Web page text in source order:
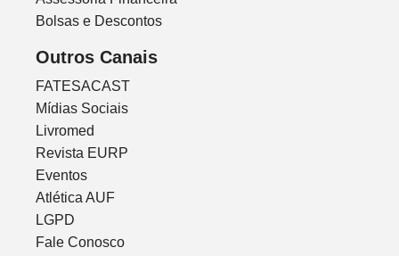
Bolsas e Descontos
Outros Canais
FATESACAST
Mídias Sociais
Livromed
Revista EURP
Eventos
Atlética AUF
LGPD
Fale Conosco